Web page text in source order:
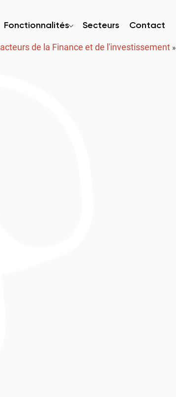
Fonctionnalités Secteurs Contact
acteurs de la Finance et de l'investissement»